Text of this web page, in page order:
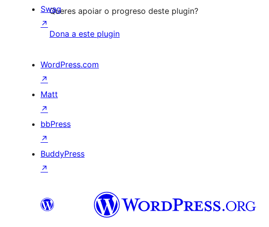
Queres apoiar o progreso deste plugin?
Dona a este plugin
Swag
↗
WordPress.com
↗
Matt
↗
bbPress
↗
BuddyPress
↗